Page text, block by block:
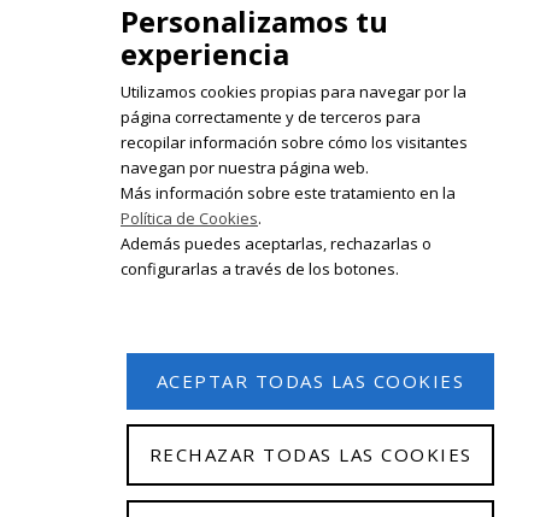
Registrate en nuestro boletín de
noticias
© 2026 Isabel Olleta. Todos los derechos reservados.
Personalizamos tu
experiencia
Utilizamos cookies propias para navegar por la
página correctamente y de terceros para
recopilar información sobre cómo los visitantes
navegan por nuestra página web.
Más información sobre este tratamiento en la
Política de Cookies.
Además puedes aceptarlas, rechazarlas o
configurarlas a través de los botones.
ACEPTAR TODAS LAS COOKIES
RECHAZAR TODAS LAS COOKIES